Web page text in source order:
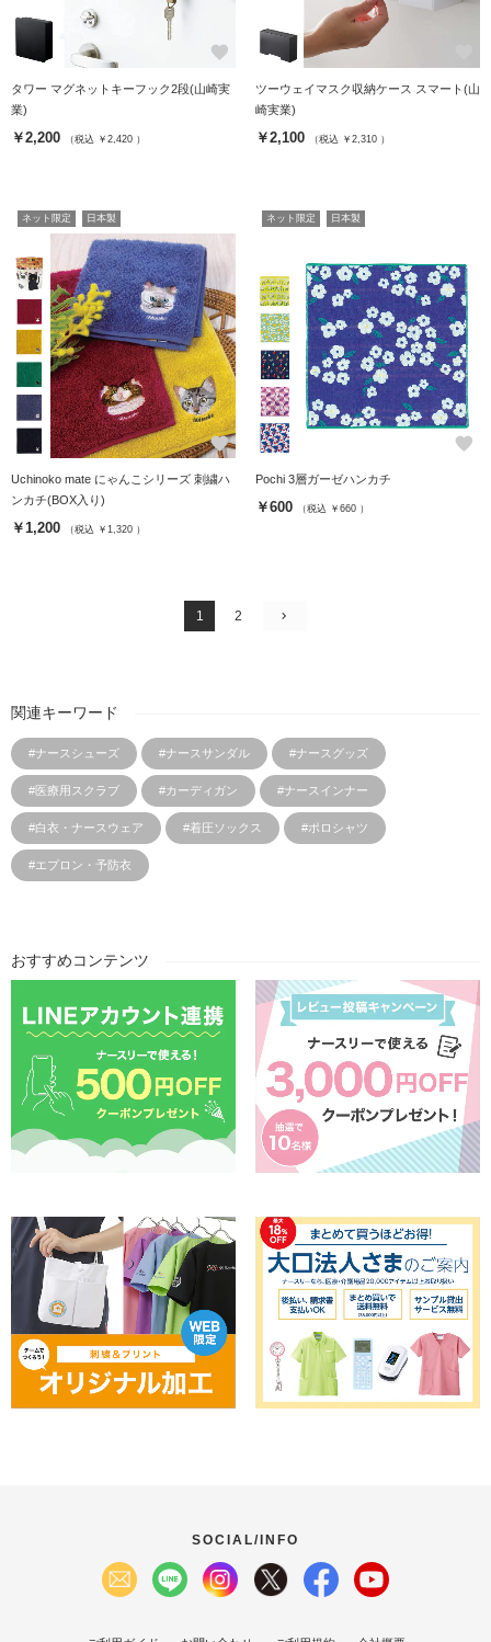
favorite
タワー マグネットキーフック2段(山崎実
業)
￥2,200 （税込 ￥2,420 ）
ツーウェイマスク収納ケース スマート(山
崎実業)
￥2,100 （税込 ￥2,310 ）
ネット限定 日本製
favorite
Uchinoko mate にゃんこシリーズ 刺繍ハ
ンカチ(BOX入り)
￥1,200 （税込 ￥1,320 ）
ネット限定 日本製
favorite
Pochi 3層ガーゼハンカチ
￥600 （税込 ￥660 ）
1 2
関連キーワード
#ナースシューズ #ナースサンダル #ナースグッズ
#医療用スクラブ #カーディガン #ナースインナー
#白衣・ナースウェア #着圧ソックス #ポロシャツ
#エプロン・予防衣
おすすめコンテンツ
SOCIAL/INFO